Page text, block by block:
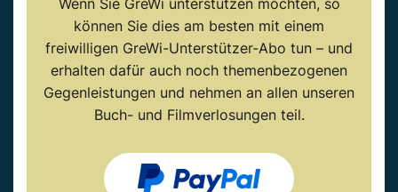
Wenn Sie GreWi unterstützen möchten, so
können Sie dies am besten mit einem
freiwilligen GreWi-Unterstützer-Abo tun – und
erhalten dafür auch noch themenbezogenen
Gegenleistungen und nehmen an allen unseren
Buch- und Filmverlosungen teil.